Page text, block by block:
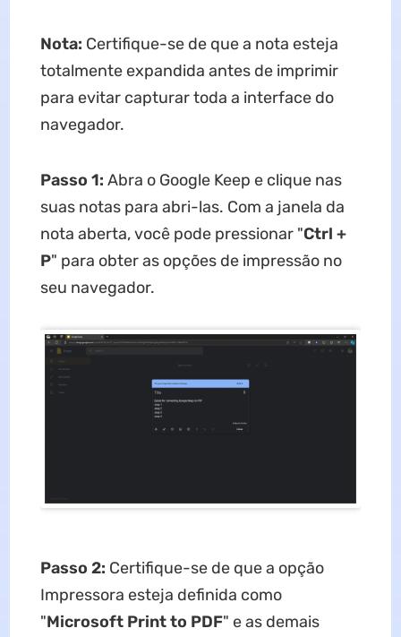
Nota: Certifique-se de que a nota esteja
totalmente expandida antes de imprimir
para evitar capturar toda a interface do
navegador.
Passo 1: Abra o Google Keep e clique nas
suas notas para abri-las. Com a janela da
nota aberta, você pode pressionar "Ctrl +
P" para obter as opções de impressão no
seu navegador.
Passo 2: Certifique-se de que a opção
Impressora esteja definida como
"Microsoft Print to PDF" e as demais